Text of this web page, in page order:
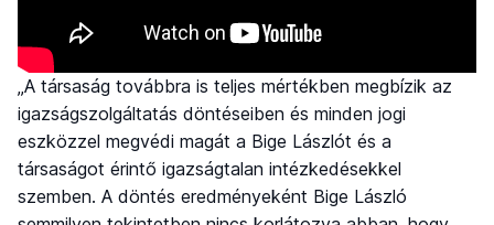
„A társaság továbbra is teljes mértékben megbízik az
igazságszolgáltatás döntéseiben és minden jogi
eszközzel megvédi magát a Bige Lászlót és a
társaságot érintő igazságtalan intézkedésekkel
szemben. A döntés eredményeként Bige László